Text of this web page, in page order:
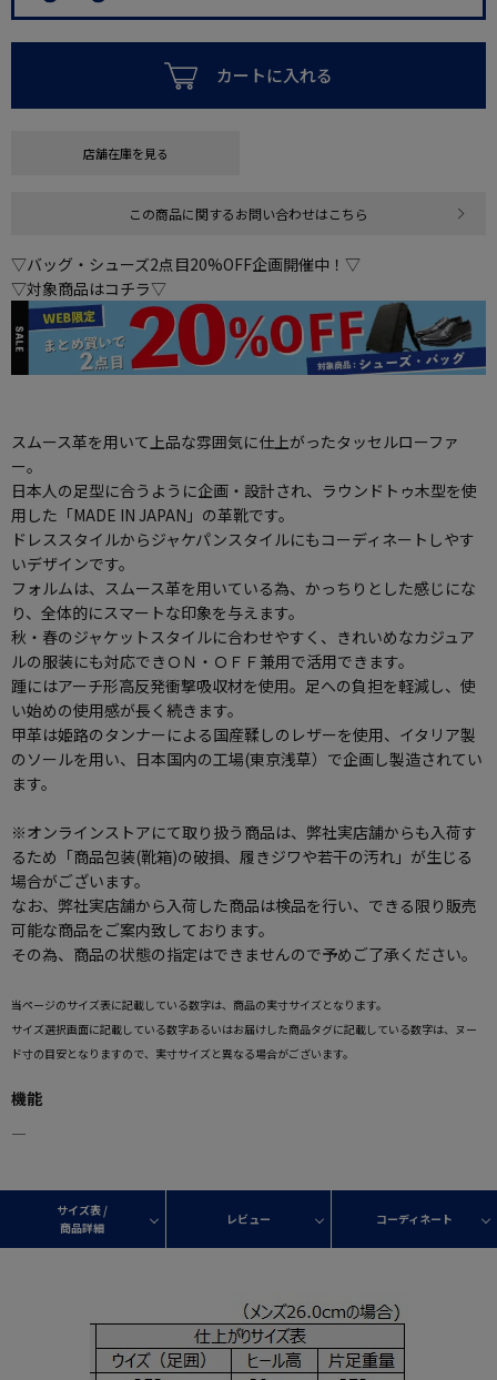
カートに入れる
店舗在庫を見る
この商品に関するお問い合わせはこちら
▽バッグ・シューズ2点目20%OFF企画開催中！▽
▽対象商品はコチラ▽
スムース革を用いて上品な雰囲気に仕上がったタッセルローファ
ー。
日本人の足型に合うように企画・設計され、ラウンドトゥ木型を使
用した「MADE IN JAPAN」の革靴です。
ドレススタイルからジャケパンスタイルにもコーディネートしやす
いデザインです。
フォルムは、スムース革を用いている為、かっちりとした感じにな
り、全体的にスマートな印象を与えます。
秋・春のジャケットスタイルに合わせやすく、きれいめなカジュア
ルの服装にも対応できＯＮ・ＯＦＦ兼用で活用できます。
踵にはアーチ形高反発衝撃吸収材を使用。足への負担を軽減し、使
い始めの使用感が長く続きます。
甲革は姫路のタンナーによる国産鞣しのレザーを使用、イタリア製
のソールを用い、日本国内の工場(東京浅草）で企画し製造されてい
ます。
※オンラインストアにて取り扱う商品は、弊社実店舗からも入荷す
るため「商品包装(靴箱)の破損、履きジワや若干の汚れ」が生じる
場合がございます。
なお、弊社実店舗から入荷した商品は検品を行い、できる限り販売
可能な商品をご案内致しております。
その為、商品の状態の指定はできませんので予めご了承ください。
当ページのサイズ表に記載している数字は、商品の実寸サイズとなります。
サイズ選択画面に記載している数字あるいはお届けした商品タグに記載している数字は、ヌー
ド寸の目安となりますので、実寸サイズと異なる場合がございます。
機能
―
サイズ表 /
商品詳細
レビュー コーディネート